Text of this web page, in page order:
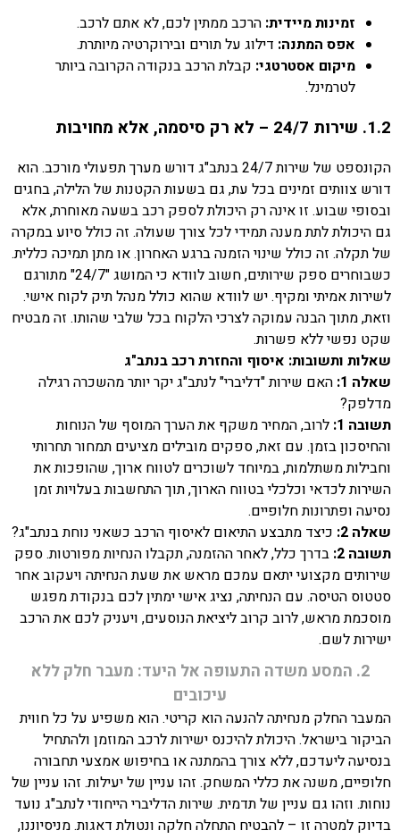
זמינות מיידית: הרכב ממתין לכם, לא אתם לרכב.
אפס המתנה: דילוג על תורים ובירוקרטיה מיותרת.
מיקום אסטרטגי: קבלת הרכב בנקודה הקרובה ביותר
לטרמינל.
1.2. שירות 24/7 – לא רק סיסמה, אלא מחויבות
הקונספט של שירות 24/7 בנתב"ג דורש מערך תפעולי מורכב. הוא
דורש צוותים זמינים בכל עת, גם בשעות הקטנות של הלילה, בחגים
ובסופי שבוע. זו אינה רק היכולת לספק רכב בשעה מאוחרת, אלא
גם היכולת לתת מענה תמידי לכל צורך שעולה. זה כולל סיוע במקרה
של תקלה. זה כולל שינוי הזמנה ברגע האחרון. או מתן תמיכה כללית.
כשבוחרים ספק שירותים, חשוב לוודא כי המושג "24/7" מתורגם
לשירות אמיתי ומקיף. יש לוודא שהוא כולל מנהל תיק לקוח אישי.
וזאת, מתוך הבנה עמוקה לצרכי הלקוח בכל שלבי שהותו. זה מבטיח
שקט נפשי ללא פשרות.
שאלות ותשובות: איסוף והחזרת רכב בנתב"ג
שאלה 1:
האם שירות "דליברי" לנתב"ג יקר יותר מהשכרה רגילה
מדלפק?
תשובה 1:
לרוב, המחיר משקף את הערך המוסף של הנוחות
והחיסכון בזמן. עם זאת, ספקים מובילים מציעים תמחור תחרותי
וחבילות משתלמות, במיוחד לשוכרים לטווח ארוך, שהופכות את
השירות לכדאי וכלכלי בטווח הארוך, תוך התחשבות בעלויות זמן
נסיעה ופתרונות חלופיים.
שאלה 2:
כיצד מתבצע התיאום לאיסוף הרכב כשאני נוחת בנתב"ג?
תשובה 2:
בדרך כלל, לאחר ההזמנה, תקבלו הנחיות מפורטות. ספק
שירותים מקצועי יתאם עמכם מראש את שעת הנחיתה ויעקוב אחר
סטטוס הטיסה. עם הנחיתה, נציג אישי ימתין לכם בנקודת מפגש
מוסכמת מראש, לרוב קרוב ליציאת הנוסעים, ויעניק לכם את הרכב
ישירות לשם.
2. המסע משדה התעופה אל היעד: מעבר חלק ללא
עיכובים
המעבר החלק מנחיתה להנעה הוא קריטי. הוא משפיע על כל חווית
הביקור בישראל. היכולת להיכנס ישירות לרכב המוזמן ולהתחיל
בנסיעה ליעדכם, ללא צורך בהמתנה או בחיפוש אמצעי תחבורה
חלופיים, משנה את כללי המשחק. זהו עניין של יעילות. זהו עניין של
נוחות. וזהו גם עניין של תדמית. שירות הדליברי הייחודי לנתב"ג נועד
בדיוק למטרה זו – להבטיח התחלה חלקה ונטולת דאגות. מניסיוננו,